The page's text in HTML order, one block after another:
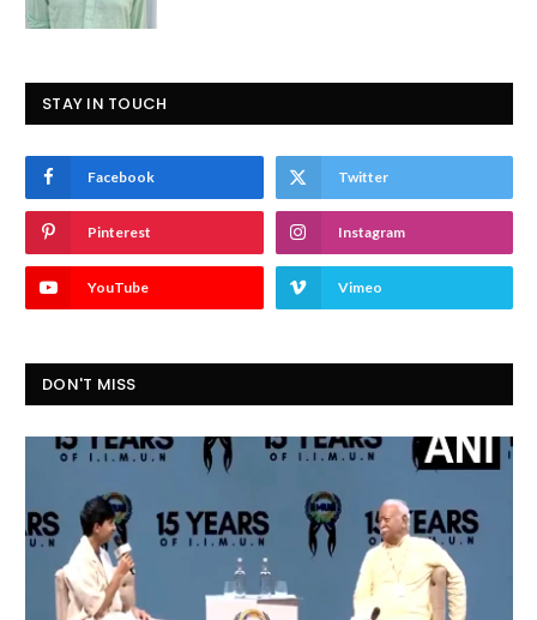
STAY IN TOUCH
Facebook Twitter
Pinterest Instagram
YouTube Vimeo
DON'T MISS